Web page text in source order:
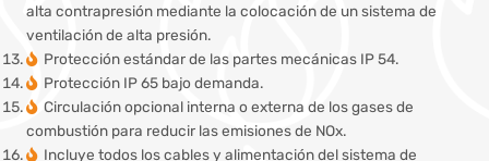
alta contrapresión mediante la colocación de un sistema de
ventilación de alta presión.
Protección estándar de las partes mecánicas IP 54.
Protección IP 65 bajo demanda.
Circulación opcional interna o externa de los gases de
combustión para reducir las emisiones de NOx.
Incluye todos los cables y alimentación del sistema de